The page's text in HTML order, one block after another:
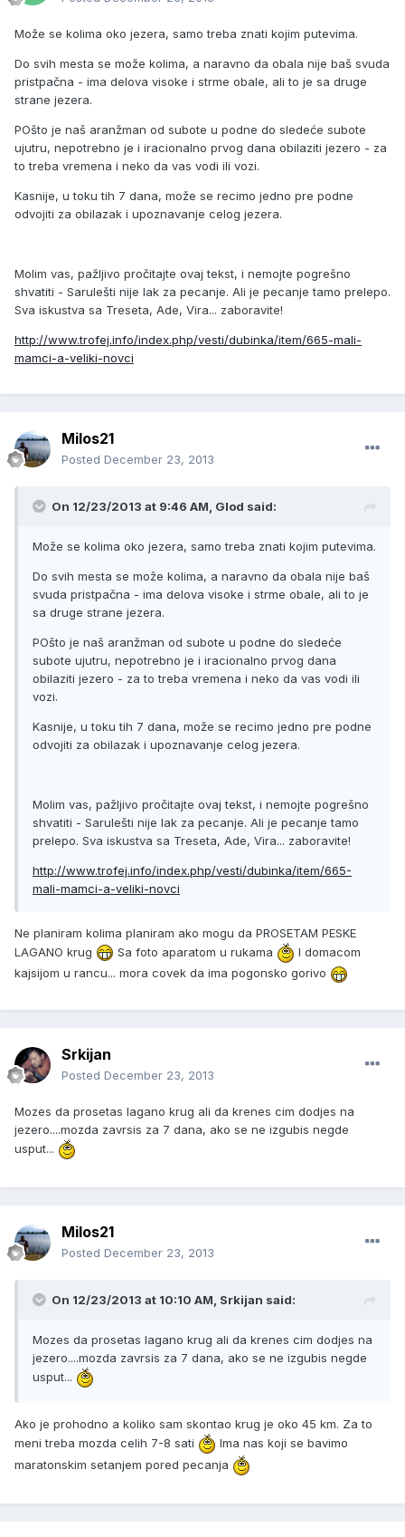
Može se kolima oko jezera, samo treba znati kojim putevima.
Do svih mesta se može kolima, a naravno da obala nije baš svuda
pristpačna - ima delova visoke i strme obale, ali to je sa druge
strane jezera.
POšto je naš aranžman od subote u podne do sledeće subote
ujutru, nepotrebno je i iracionalno prvog dana obilaziti jezero - za
to treba vremena i neko da vas vodi ili vozi.
Kasnije, u toku tih 7 dana, može se recimo jedno pre podne
odvojiti za obilazak i upoznavanje celog jezera.
Molim vas, pažljivo pročitajte ovaj tekst, i nemojte pogrešno
shvatiti - Sarulešti nije lak za pecanje. Ali je pecanje tamo prelepo.
Sva iskustva sa Treseta, Ade, Vira... zaboravite!
http://www.trofej.info/index.php/vesti/dubinka/item/665-mali-
mamci-a-veliki-novci
Milos21
Posted December 23, 2013
On 12/23/2013 at 9:46 AM, Glod said:
Može se kolima oko jezera, samo treba znati kojim putevima.
Do svih mesta se može kolima, a naravno da obala nije baš
svuda pristpačna - ima delova visoke i strme obale, ali to je
sa druge strane jezera.
POšto je naš aranžman od subote u podne do sledeće
subote ujutru, nepotrebno je i iracionalno prvog dana
obilaziti jezero - za to treba vremena i neko da vas vodi ili
vozi.
Kasnije, u toku tih 7 dana, može se recimo jedno pre podne
odvojiti za obilazak i upoznavanje celog jezera.
Molim vas, pažljivo pročitajte ovaj tekst, i nemojte pogrešno
shvatiti - Sarulešti nije lak za pecanje. Ali je pecanje tamo
prelepo. Sva iskustva sa Treseta, Ade, Vira... zaboravite!
http://www.trofej.info/index.php/vesti/dubinka/item/665-
mali-mamci-a-veliki-novci
Ne planiram kolima planiram ako mogu da PROSETAM PESKE
LAGANO krug
Sa foto aparatom u rukama
I domacom
kajsijom u rancu... mora covek da ima pogonsko gorivo
Srkijan
Posted December 23, 2013
Mozes da prosetas lagano krug ali da krenes cim dodjes na
jezero....mozda zavrsis za 7 dana, ako se ne izgubis negde
usput...
Milos21
Posted December 23, 2013
On 12/23/2013 at 10:10 AM, Srkijan said:
Mozes da prosetas lagano krug ali da krenes cim dodjes na
jezero....mozda zavrsis za 7 dana, ako se ne izgubis negde
usput...
Ako je prohodno a koliko sam skontao krug je oko 45 km. Za to
meni treba mozda celih 7-8 sati
Ima nas koji se bavimo
maratonskim setanjem pored pecanja